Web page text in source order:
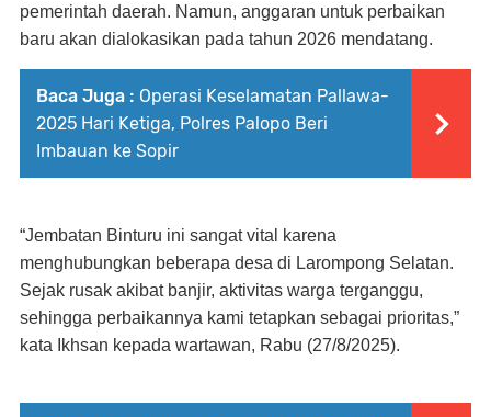
pemerintah daerah. Namun, anggaran untuk perbaikan
baru akan dialokasikan pada tahun 2026 mendatang.
Baca Juga : Operasi Keselamatan Pallawa-
2025 Hari Ketiga, Polres Palopo Beri
Imbauan ke Sopir
“Jembatan Binturu ini sangat vital karena
menghubungkan beberapa desa di Larompong Selatan.
Sejak rusak akibat banjir, aktivitas warga terganggu,
sehingga perbaikannya kami tetapkan sebagai prioritas,”
kata Ikhsan kepada wartawan, Rabu (27/8/2025).